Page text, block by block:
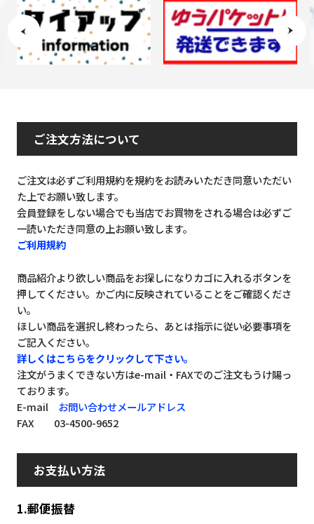
ご注文方法について
ご注文は必ずご利用規約を規約をお読みいただき同意いただい
た上でお願い致します。
会員登録をしない場合でも当店でお買物をされる場合は必ずご
一読いただき同意の上お願い致します。
ご利用規約
商品紹介より欲しい商品をお探しになりカゴに入れるボタンを
押してください。かご内に反映されていることをご確認くださ
い。
ほしい商品を選択し終わったら、あとは指示に従い必要事項を
ご記入ください。
詳しくはこちらをクリックして下さい。
注文がうまくできない方はe-mail・FAXでのご注文もうけ賜っ
ております。
E-mail お問い合わせメールアドレス
FAX 03-4500-9652
お支払い方法
1.郵便振替